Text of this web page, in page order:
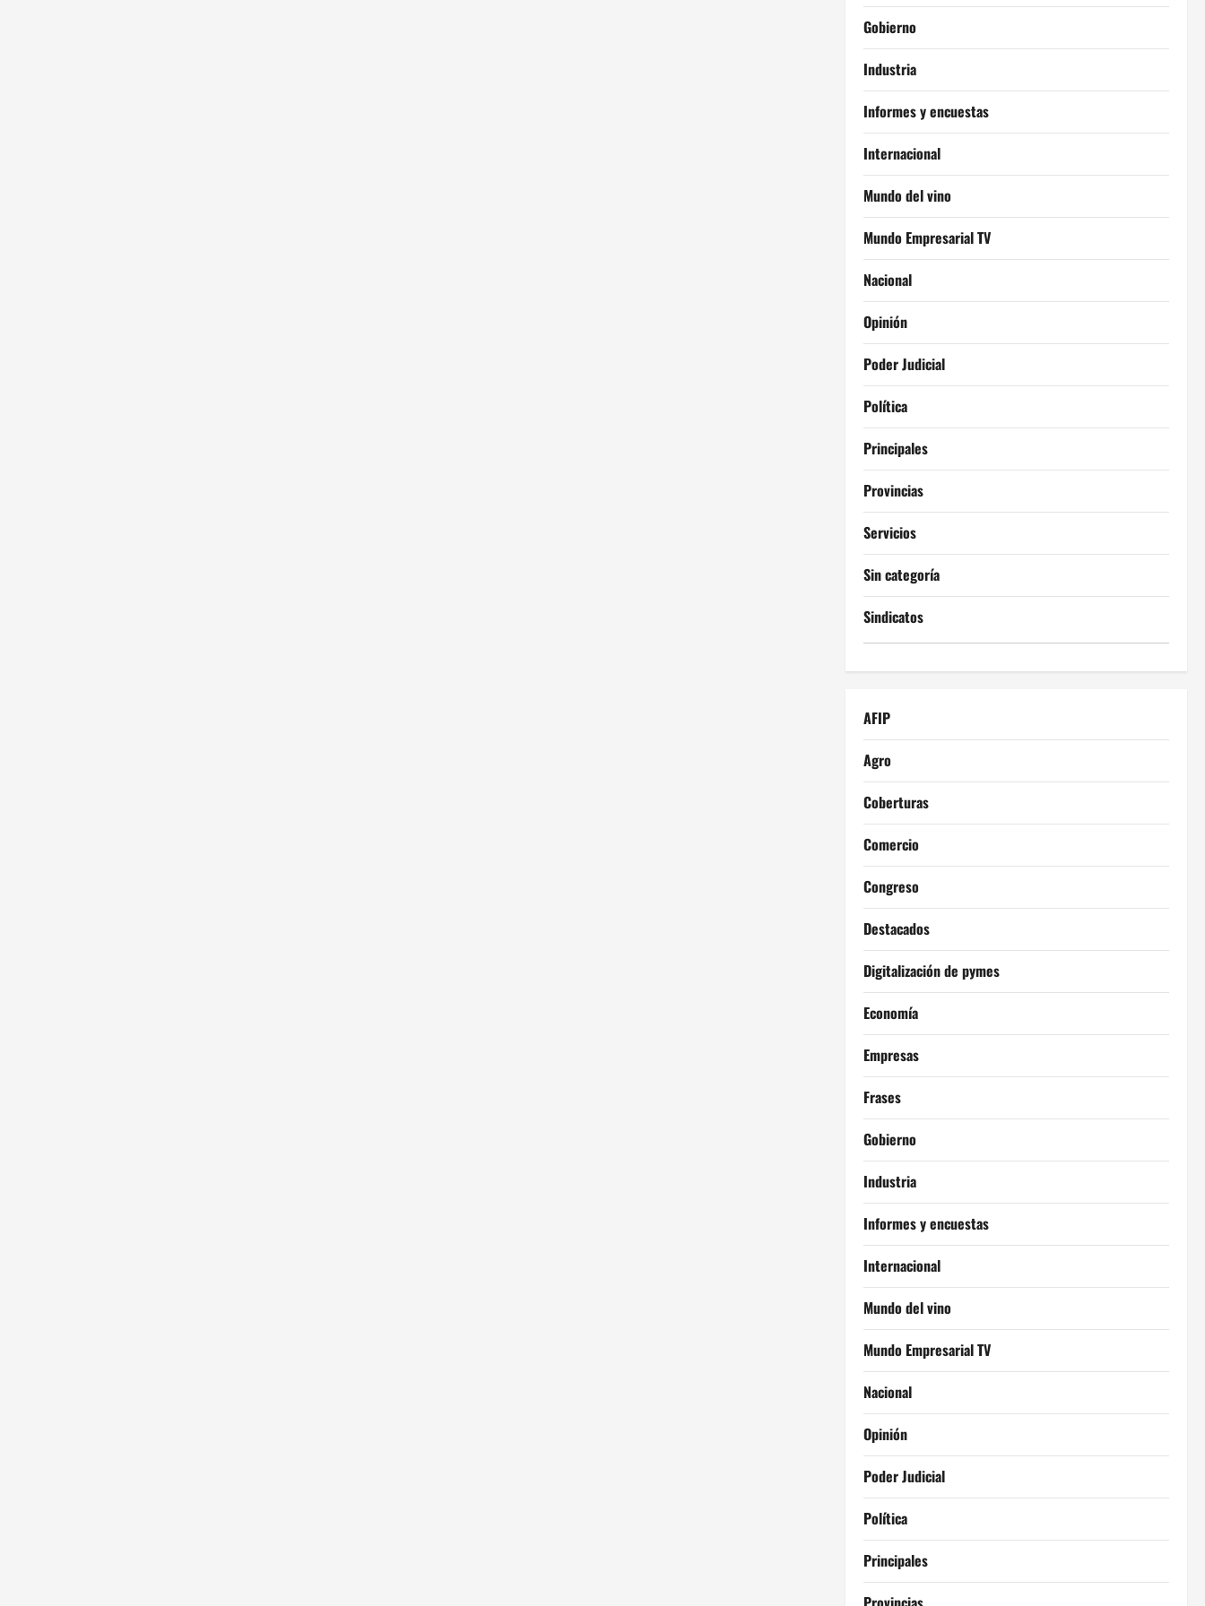
Gobierno
Industria
Informes y encuestas
Internacional
Mundo del vino
Mundo Empresarial TV
Nacional
Opinión
Poder Judicial
Política
Principales
Provincias
Servicios
Sin categoría
Sindicatos
AFIP
Agro
Coberturas
Comercio
Congreso
Destacados
Digitalización de pymes
Economía
Empresas
Frases
Gobierno
Industria
Informes y encuestas
Internacional
Mundo del vino
Mundo Empresarial TV
Nacional
Opinión
Poder Judicial
Política
Principales